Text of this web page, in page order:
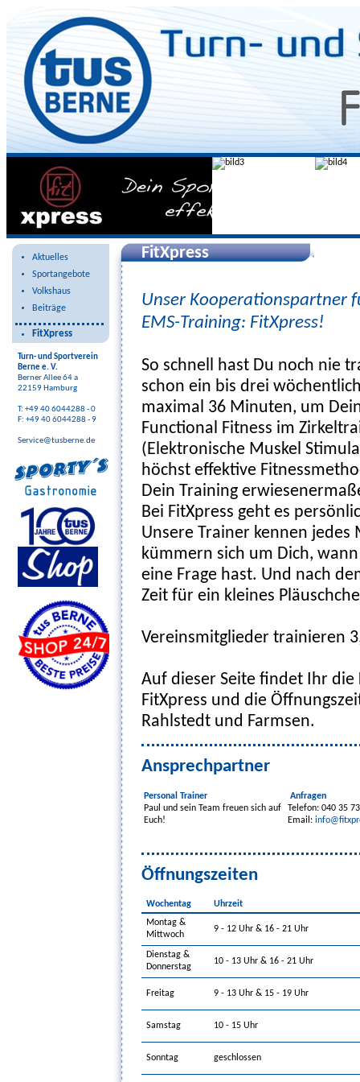
Aktuelles
Sportangebote
Volkshaus
Beiträge
FitXpress
Turn- und Sportverein
Berne e. V.
Berner Allee 64 a
22159 Hamburg
T: +49 40 6044288 - 0
F: +49 40 6044288 - 9
Service@tusberne.de
FitXpress
Unser Kooperationspartner
EMS-Training: FitXpress!
So schnell hast Du noch nie
schon ein bis drei
maximal 36 Minuten, um
Functional Fitness im
(Elektronische Muskel
höchst effektive
Dein Training
Bei FitXpress geht es
Unsere Trainer kennen
kümmern sich um Dich,
eine Frage hast. Und nach
Zeit für ein kleines
Vereinsmitglieder trainieren
Auf dieser Seite findet Ihr
FitXpress und die
Rahlstedt und Farmsen.
Ansprechpartner
Personal Trainer
Paul und sein Team freuen sich auf
Euch!
Anfragen
Telefon: 040 35
Email:
Öffnungszeiten
Wochentag
Uhrzeit
Montag &
Mittwoch
9 - 12 Uhr & 16 - 21 Uhr
Dienstag &
Donnerstag
10 - 13 Uhr & 16 - 21 Uhr
Freitag 9 - 13 Uhr & 15 - 19 Uhr
Samstag 10 - 15 Uhr
Sonntag geschlossen